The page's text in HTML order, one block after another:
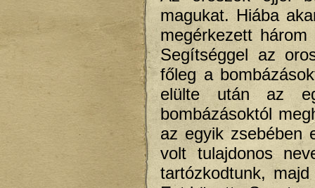
magukat. Hiába
megérkezett
Segítséggel az
főleg a
elülte után az
bombázásoktól
az egyik zsebében
volt tulajdonos
tartózkodtunk,